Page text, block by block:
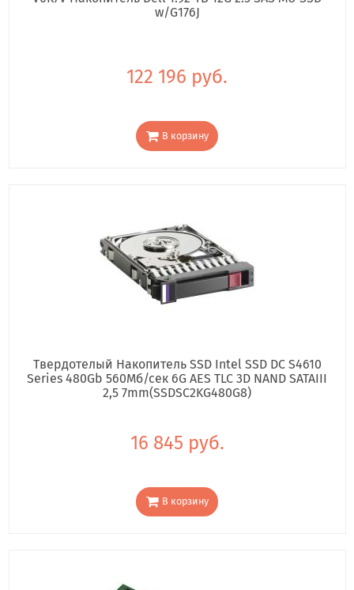
w/G176J
122 196 руб.
В корзину
Твердотелый Накопитель SSD Intel SSD DC S4610
Series 480Gb 560Мб/сек 6G AES TLC 3D NAND SATAIII
2,5 7mm(SSDSC2KG480G8)
16 845 руб.
В корзину